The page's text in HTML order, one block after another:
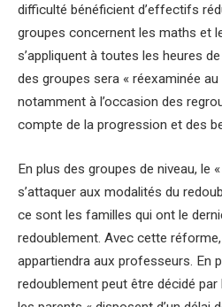
difficulté bénéficient d’effectifs
groupes concernent les maths et
s’appliquent à toutes les heures
des groupes sera « réexaminée
notamment à l’occasion des
compte de la progression et des
En plus des groupes de niveau, le
s’attaquer aux modalités du
ce sont les familles qui ont le
redoublement. Avec cette
appartiendra aux professeurs. En
redoublement peut être décidé